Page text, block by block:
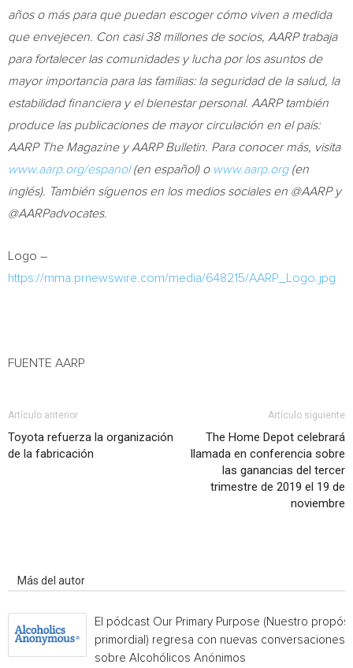
años o más para que puedan escoger cómo viven a medida
que envejecen. Con casi 38 millones de socios, AARP trabaja
para fortalecer las comunidades y lucha por los asuntos de
mayor importancia para las familias: la seguridad de la salud, la
estabilidad financiera y el bienestar personal. AARP también
produce las publicaciones de mayor circulación en el país:
AARP The Magazine y AARP Bulletin. Para conocer más, visita
www.aarp.org/espanol(en español) o www.aarp.org(en
inglés). También síguenos en los medios sociales en @AARP y
@AARPadvocates.
Logo –
https://mma.prnewswire.com/media/648215/AARP_Logo.jpg
FUENTE AARP
Artículo anterior
Toyota refuerza la organización
de la fabricación
Artículo siguiente
The Home Depot celebrará
llamada en conferencia sobre
las ganancias del tercer
trimestre de 2019 el 19 de
noviembre
Más del autor
El pódcast Our Primary Purpose (Nuestro
primordial) regresa con nuevas conversaciones
sobre Alcohólicos Anónimos